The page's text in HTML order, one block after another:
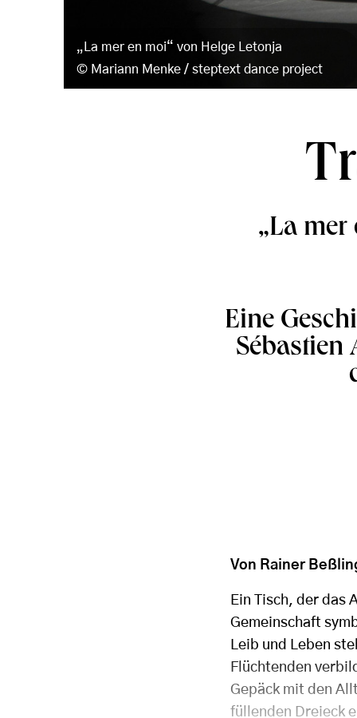
„La mer en moi“ von Helge Letonja
Mariann Menke / steptext dance project
„La
Eine
Sébastien
Von Rainer
Ein Tisch, der das
Gemeinschaft
Leib und Leben
Flüchtenden
Gepäck mit den
füllenden Dreieck